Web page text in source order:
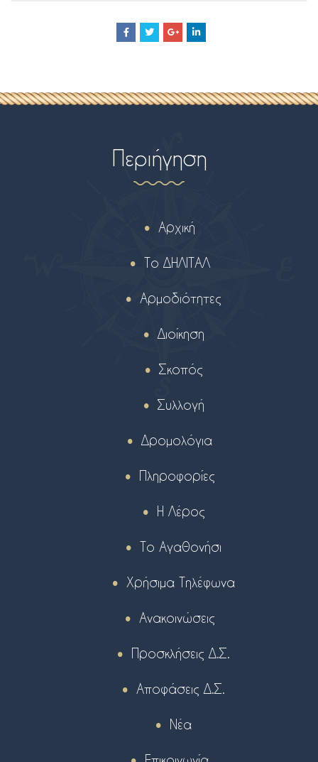
Περιήγηση
Αρχική
Το ΔΗΛΙΤΑΛ
Αρμοδιότητες
Διοίκηση
Σκοπός
Συλλογή
Δρομολόγια
Πληροφορίες
Η Λέρος
Το Αγαθονήσι
Χρήσιμα Τηλέφωνα
Ανακοινώσεις
Προσκλήσεις Δ.Σ.
Αποφάσεις Δ.Σ.
Νέα